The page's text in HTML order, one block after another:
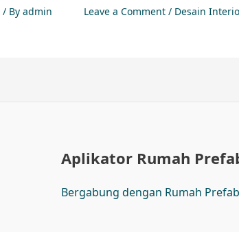
/ By admin Leave a Comment / Desain
Aplikator Rumah
Bergabung dengan Rumah Prefab